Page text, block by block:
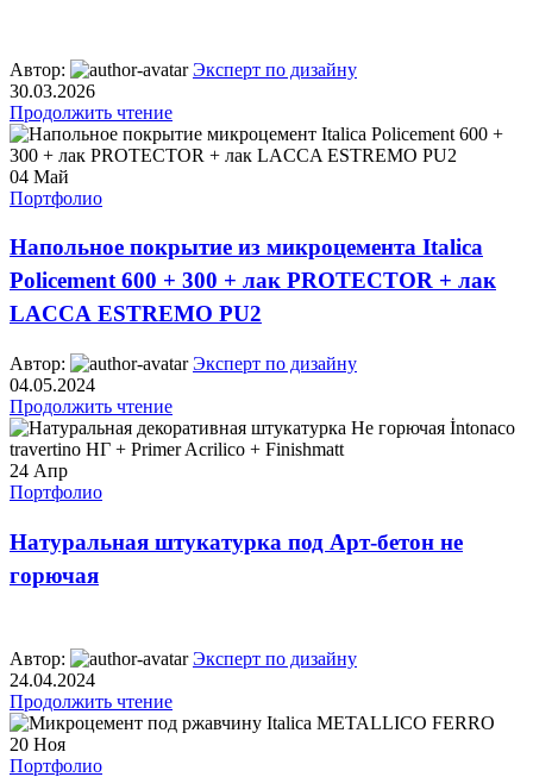
Автор:
Эксперт по дизайну
30.03.2026
Продолжить чтение
04 Май
Портфолио
Напольное покрытие из микроцемента Italica
Policement 600 + 300 + лак PROTECTOR + лак
LACCA ESTREMO PU2
Автор:
Эксперт по дизайну
04.05.2024
Продолжить чтение
24 Апр
Портфолио
Натуральная штукатурка под Арт-бетон не
горючая
Автор:
Эксперт по дизайну
24.04.2024
Продолжить чтение
20 Ноя
Портфолио